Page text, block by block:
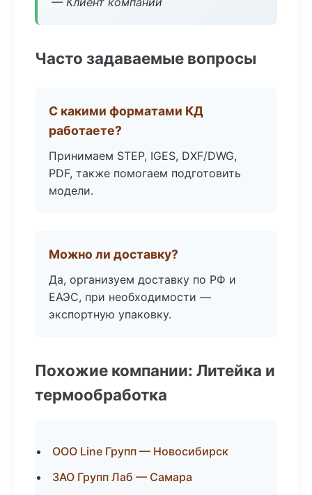
Часто задаваемые вопросы
С какими форматами КД
работаете?
Принимаем STEP, IGES, DXF/DWG,
PDF, также помогаем подготовить
модели.
Можно ли доставку?
Да, организуем доставку по РФ и
ЕАЭС, при необходимости —
экспортную упаковку.
Похожие компании: Литейка и
термообработка
ООО Line Групп — Новосибирск
ЗАО Групп Лаб — Самара